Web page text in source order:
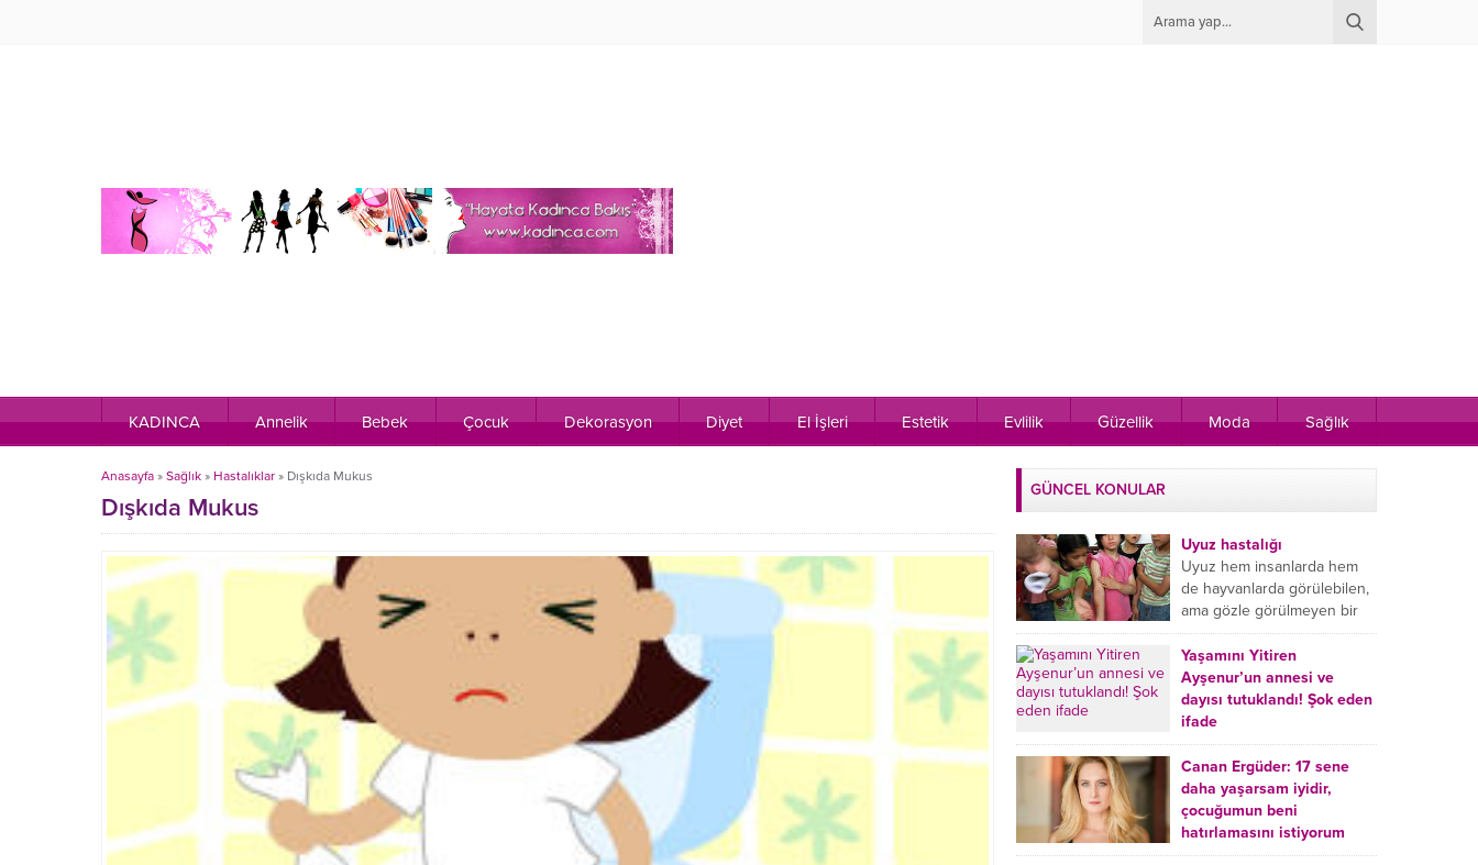
KADINCA Annelik Bebek Çocuk Dekorasyon Diyet El İşleri Estetik Evlilik Güzellik Moda Sağlık
Anasayfa » Sağlık » Hastalıklar » Dışkıda Mukus
Dışkıda Mukus
GÜNCEL KONULAR
Uyuz hastalığı
Uyuz hem insanlarda hem
de hayvanlarda görülebilen,
ama gözle görülmeyen bir
tür mikroplu böcek
hastalığıdır. Uyuz hastalığı
(Urticaria), deride veya...
Yaşamını Yitiren
Ayşenur’un annesi ve
dayısı tutuklandı! Şok eden
ifade
Burdur’da yatağında ölü
bulunan Ayşenur Kazık’ın (2)
annesi Kader Karadeniz (23)
ile dayısı Hızır Tunç
Çetinkaya (19) tutuklandı.
Çetinkaya, ifadesinde...
Canan Ergüder: 17 sene
daha yaşarsam iyidir,
çocuğumun beni
hatırlamasını istiyorum
Kanser tedavisi gören ünlü